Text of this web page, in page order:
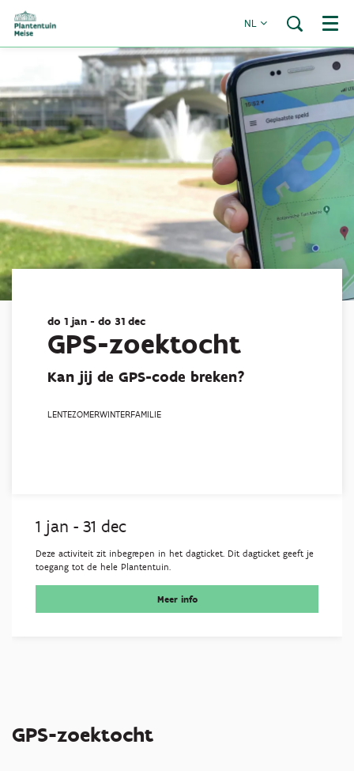
NL Menu
GPS-zoektocht
Kan jij de GPS-code breken?
do 1 jan - do 31 dec
LENTEZOMERWINTERFAMILIE
1 jan - 31 dec
Deze activiteit zit inbegrepen in het dagticket. Dit dagticket geeft je
toegang tot de hele Plantentuin.
Meer info
GPS-zoektocht